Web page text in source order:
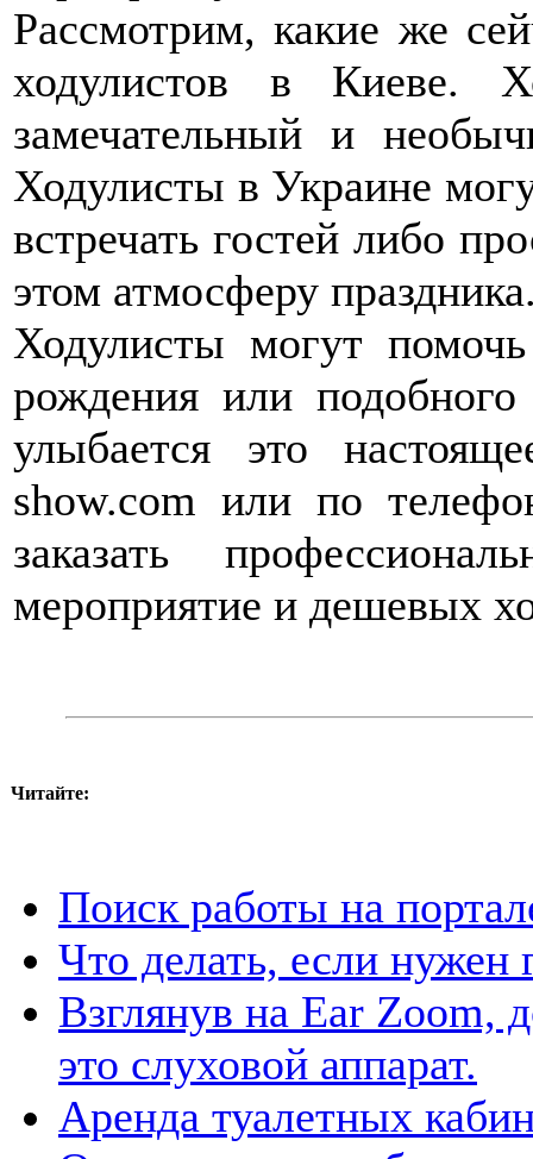
Рассмотрим, какие же
ходулистов в Киеве.
замечательный и
Ходулисты в Украине
встречать гостей либо
этом атмосферу
Ходулисты могут
рождения или
улыбается это
show.com или по
заказать
мероприятие и дешевых
Читайте:
Поиск работы на
Что делать, если нужен
Взглянув на Ear Zoom,
это слуховой аппарат.
Аренда туалетных